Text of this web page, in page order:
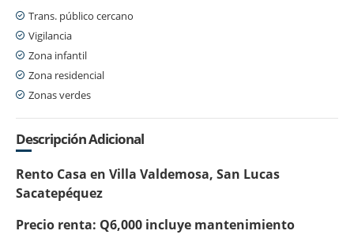
Trans. público cercano
Vigilancia
Zona infantil
Zona residencial
Zonas verdes
Descripción Adicional
Rento Casa en Villa Valdemosa, San Lucas
Sacatepéquez
Precio renta: Q6,000 incluye mantenimiento